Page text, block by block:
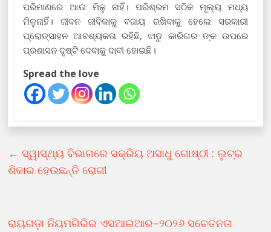
ପରିମାଣରେ ଆଉ ମିଳୁ ନାହିଁ। ପରିଶ୍ରମ ସଠିକ ମୂଲ୍ୟ ମଧ୍ୟ
ମିଳୁନାହିଁ। ଜୀବନ ଜୀବିକାକୁ ବଜାୟ ରଖିବାକୁ ହେଲେ ସରକାରୀ
ପ୍ରୋତ୍ସାହନ ଆବଶ୍ୟକତା ରହିଛି, ଝାଡୁ କାରିଗର ଙ୍କ ଉପରେ
ପ୍ରଶାସନ ଦୃଷ୍ଟି ଦେବାକୁ ଦାବୀ ହୋଇଛି।
Spread the love
← ସ୍ୱାସ୍ଥ୍ୟ ବିଭାଗରେ ସକ୍ରିୟ ଅସାଧୁ ଗୋଷ୍ଠୀ : ଲୁଟ୍‌ର
ଶିକାର ହେଉଛନ୍ତି ରୋଗୀ
ରାୟଗଡ଼ା ନିୟମଗିରିର ଏସଆଇଆର–୨୦୨୬ ସଚେତନତା